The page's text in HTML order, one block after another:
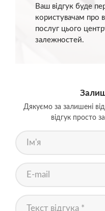
Ваш відгук буде
користувачам про
послуг цього
залежностей.
Дякуємо за залишені
відгук просто